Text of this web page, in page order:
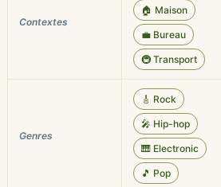
Contextes
🏠 Maison
💼 Bureau
🚇 Transport
Genres
🎸 Rock
🎤 Hip-hop
🎹 Electronic
🎵 Pop